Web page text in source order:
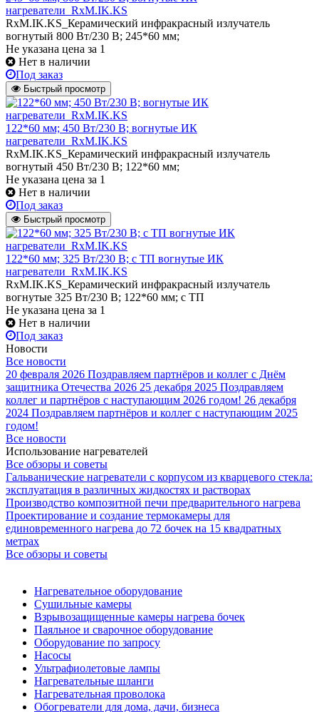
нагреватели_RxM.IK.KS
RxM.IK.KS_Керамический инфракрасный излучатель
вогнутый 800 Вт/230 В; 245*60 мм;
Не указана цена за 1
Нет в наличии
Под заказ
Быстрый просмотр
122*60 мм; 450 Вт/230 В; вогнутые ИК
нагреватели_RxM.IK.KS
RxM.IK.KS_Керамический инфракрасный излучатель
вогнутый 450 Вт/230 В; 122*60 мм;
Не указана цена за 1
Нет в наличии
Под заказ
Быстрый просмотр
122*60 мм; 325 Вт/230 В; с ТП вогнутые ИК
нагреватели_RxM.IK.KS
RxM.IK.KS_Керамический инфракрасный излучатель
вогнутые 325 Вт/230 В; 122*60 мм; с ТП
Не указана цена за 1
Нет в наличии
Под заказ
Новости
Все новости
20 февраля 2026 Поздравляем партнёров и коллег с Днём
защитника Отечества 2026 25 декабря 2025 Поздравляем
коллег и партнёров с наступающим 2026 годом! 26 декабря
2024 Поздравляем партнёров и коллег с наступающим 2025
годом!
Все новости
Использование нагревателей
Все обзоры и советы
Гальванические нагреватели с корпусом из кварцевого стекла:
эксплуатация в различных жидкостях и растворах
Производство композитной печи предварительного нагрева
Проектирование и создание термокамеры для
единовременного нагрева до 72 бочек на 15 квадратных
метрах
Все обзоры и советы
Нагревательное оборудование
Сушильные камеры
Взрывозащищенные камеры нагрева бочек
Паяльное и сварочное оборудование
Оборудование по запросу
Насосы
Ультрафиолетовые лампы
Нагревательные шланги
Нагревательная проволока
Обогреватели для дома, дачи, бизнеса